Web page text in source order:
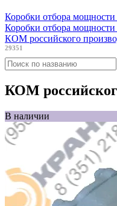
Коробки отбора
Коробки отбора мощности
КОМ российского
29351
КОМ
В наличии